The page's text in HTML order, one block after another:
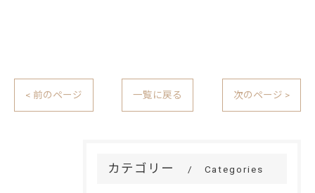
< 前のページ 一覧に戻る 次のページ >
カテゴリー Categories